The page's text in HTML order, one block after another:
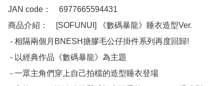
JAN code：　6977665594431
商品介紹：　[SOFUNUI] 《數碼暴龍》睡衣造型Ver.